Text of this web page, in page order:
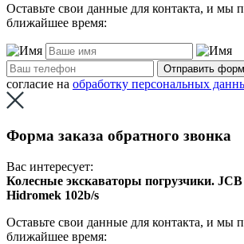
Оставьте свои данные для контакта, и мы
ближайшее время:
Отправить
согласие на обработку персональных
Форма заказа обратного звонка
Вас интересует:
Колесные экскаваторы погрузчики. JCB
Hidromek 102b/s
Оставьте свои данные для контакта, и мы
ближайшее время: